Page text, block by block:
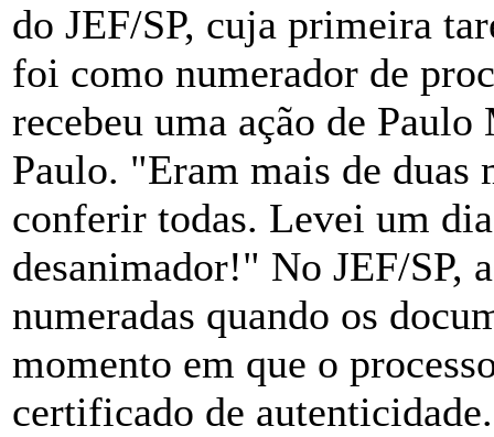
do JEF/SP, cuja primeira
foi como numerador de
recebeu uma ação de
Paulo. "Eram mais de
conferir todas. Levei um
desanimador!" No JEF/SP,
numeradas quando os
momento em que o
certificado de